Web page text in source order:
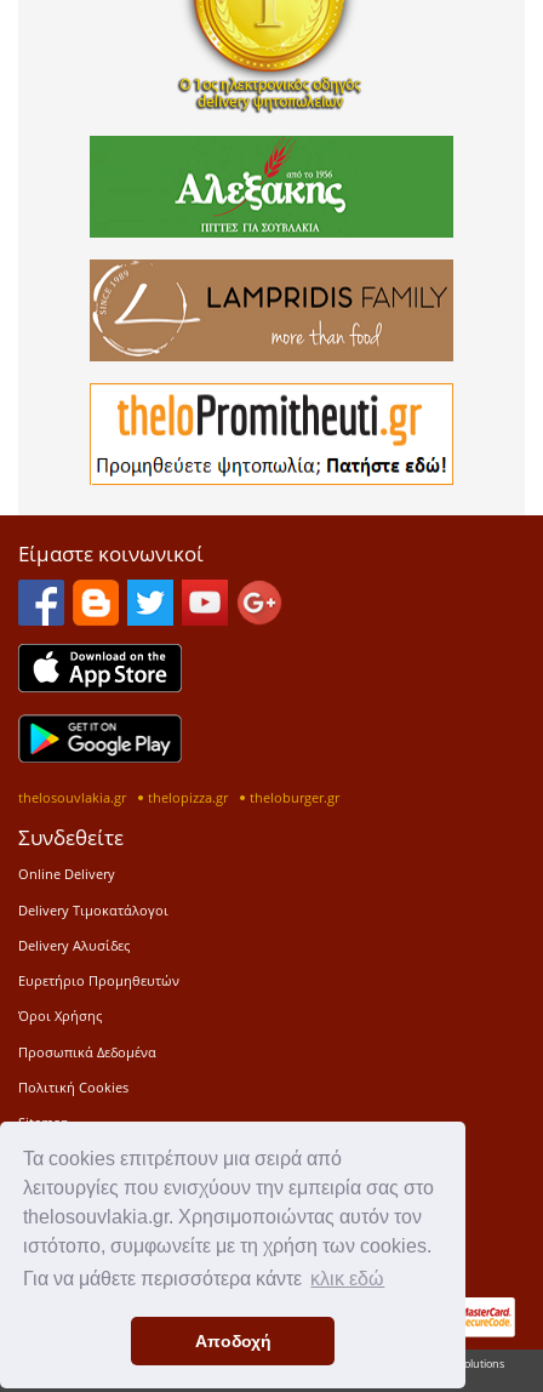
Τα cookies επιτρέπουν μια σειρά από
λειτουργίες που ενισχύουν την εμπειρία σας στο
thelosouvlakia.gr. Χρησιμοποιώντας αυτόν τον
ιστότοπο, συμφωνείτε με τη χρήση των cookies.
Για να μάθετε περισσότερα κάντε κλικ εδώ
Αποδοχή
Είμαστε κοινωνικοί
thelosouvlakia.gr thelopizza.gr theloburger.gr
Συνδεθείτε
Online Delivery
Delivery Τιμοκατάλογοι
Delivery Αλυσίδες
Ευρετήριο Προμηθευτών
Όροι Χρήσης
Προσωπικά Δεδομένα
Πολιτική Cookies
Sitemap
Press Kit
Επικοινωνία
Ιστορία
thelosouvlakia.gr© 2010 - 2026 • All rights reserved • Powered by AlterSoft Software Solutions